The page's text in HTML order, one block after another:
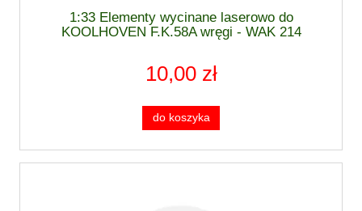
1:33 Elementy wycinane laserowo do
KOOLHOVEN F.K.58A wręgi - WAK 214
10,00 zł
do koszyka